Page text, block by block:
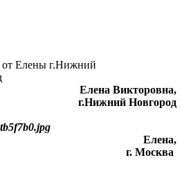
Елена Викторовна,
г.Нижний Новгород
Елена,
г. Москва